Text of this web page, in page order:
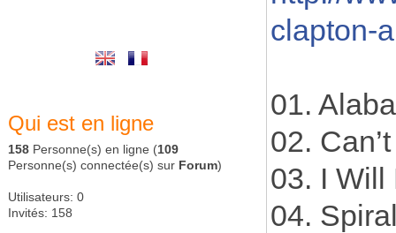
Qui est en ligne
158 Personne(s) en ligne (109
Personne(s) connectée(s) sur Forum)
Utilisateurs: 0
Invités: 158
clapton-
01.
02.
03. I Will
04.